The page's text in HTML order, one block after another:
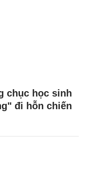
chục học sinh
đi hỗn chiến